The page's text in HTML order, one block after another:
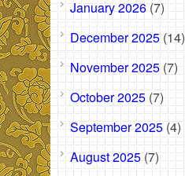
January 2026 (7)
December 2025 (14)
November 2025 (7)
October 2025 (7)
September 2025 (4)
August 2025 (7)